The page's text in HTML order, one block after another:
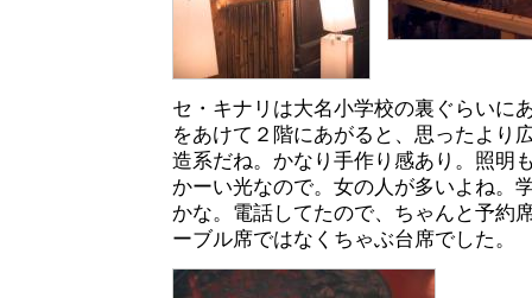
セ・キナリは大名小学校の裏ぐらいに
をあけて２階にあがると、思ったより
造系だね。かなり手作り感あり。照明
かーい光なので。女の人が多いよね。
かな。電話してたので、ちゃんと予約
ーブル席ではなくちゃぶ台席でした。